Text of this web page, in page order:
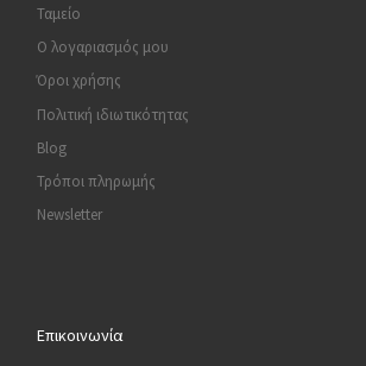
Ταμείο
Ο λογαριασμός μου
Όροι χρήσης
Πολιτική ιδιωτικότητας
Blog
Τρόποι πληρωμής
Newsletter
Επικοινωνία